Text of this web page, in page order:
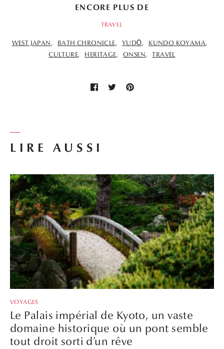
LIRE AUSSI
VOYAGES
Le Palais impérial de Kyoto, un vaste
domaine historique où un pont semble
tout droit sorti d’un rêve
ENCORE PLUS DE
TRAVEL
WEST JAPAN BATH CHRONICLE YUDŌ
KUNDO KOYAMA
CULTURE
HERITAGE ONSEN TRAVEL